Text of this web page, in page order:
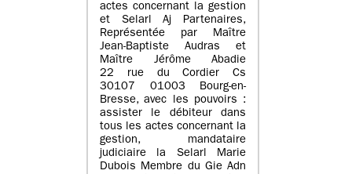
actes concernant la gestion
et Selarl Aj Partenaires,
Représentée par Maître
Jean-Baptiste Audras et
Maître Jérôme Abadie
22 rue du Cordier Cs
30107 01003 Bourg-en-
Bresse, avec les pouvoirs :
assister le débiteur dans
tous les actes concernant la
gestion, mandataire
judiciaire la Selarl Marie
Dubois Membre du Gie Adn